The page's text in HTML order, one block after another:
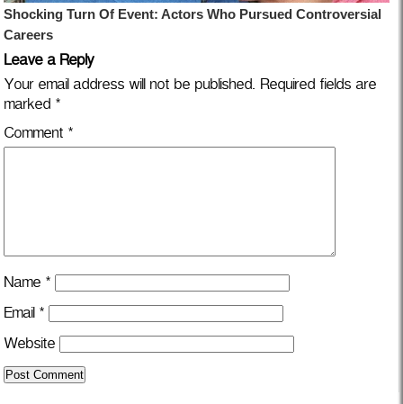
Leave a Reply
Your email address will not be published. Required fields are
marked *
Comment *
Name *
Email *
Website